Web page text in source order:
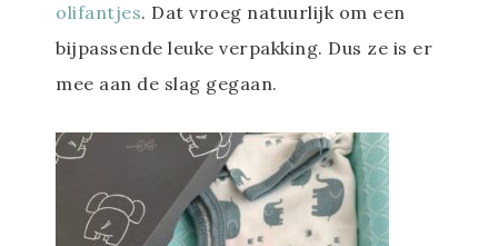
olifantjes. Dat vroeg natuurlijk om een
bijpassende leuke verpakking. Dus ze is er
mee aan de slag gegaan.